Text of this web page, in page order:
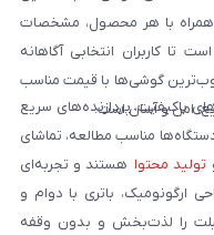
همراه با هر محصول، مشخصات
تا کاربران انتخابی آگاهانه
گوشی‌ها با قیمت مناسب
امن و آسان است.
باکیفیت، پردازنده‌های سریع
مناسب مطالعه، تماشای
تولید محتوا هستند و تجربه‌ای
ارگونومیک، باتری با دوام و
تبلت را لذت‌بخش و بدون وقفه